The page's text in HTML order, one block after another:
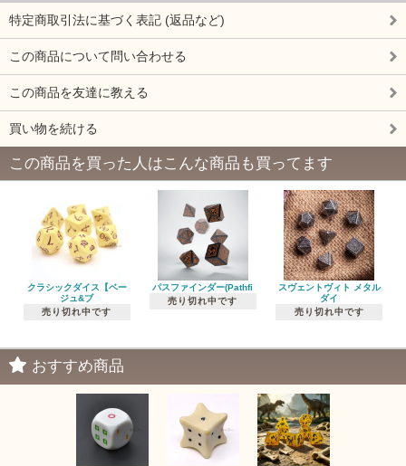
特定商取引法に基づく表記 (返品など)
この商品について問い合わせる
この商品を友達に教える
買い物を続ける
この商品を買った人はこんな商品も買ってます
クラシックダイス【ベー
ジュ&ブ
売り切れ中です
パスファインダー(Pathfi
売り切れ中です
スヴェントヴィト メタル
ダイ
売り切れ中です
おすすめ商品